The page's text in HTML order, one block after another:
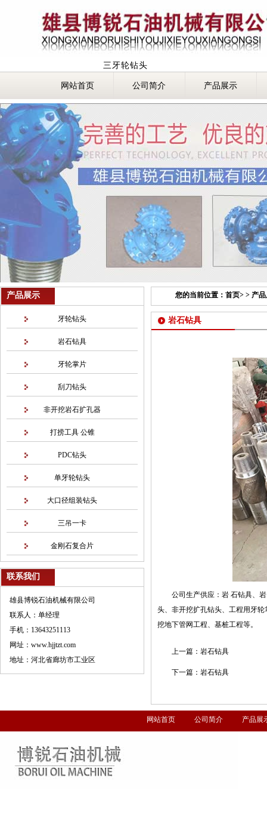
三牙轮钻头
网站首页 公司简介 产品展示
您的当前位置： 首页> > 产
岩石钻具
公司生产供应：岩 石钻具、
头、非开挖扩孔钻头、工程用牙
挖地下管网工程、基桩工程等。
上一篇： 岩石钻具
下一篇： 岩石钻具
产品展示
牙轮钻头
岩石钻具
牙轮掌片
刮刀钻头
非开挖岩石扩孔器
打捞工具 公锥
PDC钻头
单牙轮钻头
大口径组装钻头
三吊一卡
金刚石复合片
联系我们
雄县博锐石油机械有限公司
联系人：单经理
手机：13643251113
网址：www.hjjtzt.com
地址：河北省廊坊市工业区
网站首页 公司简介 产品展